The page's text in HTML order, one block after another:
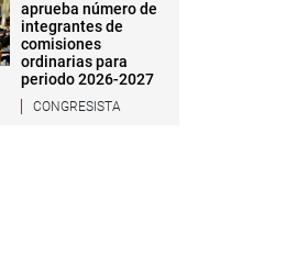
aprueba número de
integrantes de
comisiones
ordinarias para
periodo 2026-2027
CONGRESISTA